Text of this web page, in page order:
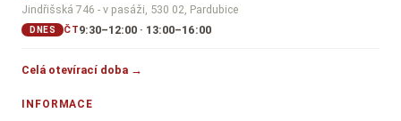
Jindřišská 746 - v pasáži, 530 02, Pardubice
DNES ČT9:30–12:00 · 13:00–16:00
Celá otevírací doba →
INFORMACE